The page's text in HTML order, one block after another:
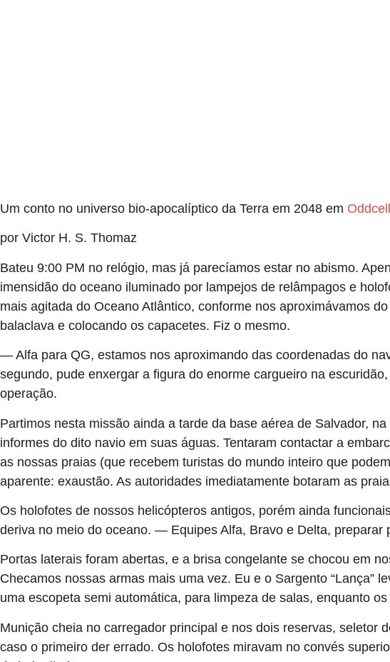
Um conto no universo bio-apocalíptico da Terra em 2048 em Oddcell
por Victor H. S. Thomaz
Bateu 9:00 PM no relógio, mas já parecíamos estar no abismo.
imensidão do oceano iluminado por lampejos de relâmpagos e
mais agitada do Oceano Atlântico, conforme nos aproximávamos
balaclava e colocando os capacetes. Fiz o mesmo.
— Alfa para QG, estamos nos aproximando das coordenadas do
segundo, pude enxergar a figura do enorme cargueiro na
operação.
Partimos nesta missão ainda a tarde da base aérea de Salvador,
informes do dito navio em suas águas. Tentaram contactar a
as nossas praias (que recebem turistas do mundo inteiro que
aparente: exaustão. As autoridades imediatamente botaram as
Os holofotes de nossos helicópteros antigos, porém ainda
deriva no meio do oceano. — Equipes Alfa, Bravo e Delta,
Portas laterais foram abertas, e a brisa congelante se chocou em
Checamos nossas armas mais uma vez. Eu e o Sargento “Lança”
uma escopeta semi automática, para limpeza de salas, enquanto
Munição cheia no carregador principal e nos dois reservas, seletor
caso o primeiro der errado. Os holofotes miravam no convés